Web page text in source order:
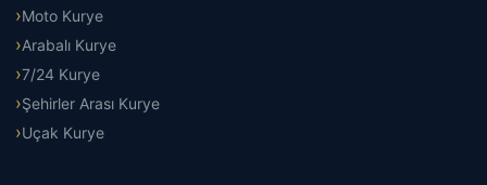
Moto Kurye
Arabalı Kurye
7/24 Kurye
Şehirler Arası Kurye
Uçak Kurye